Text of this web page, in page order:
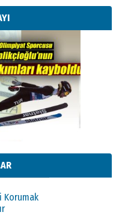
Korumak